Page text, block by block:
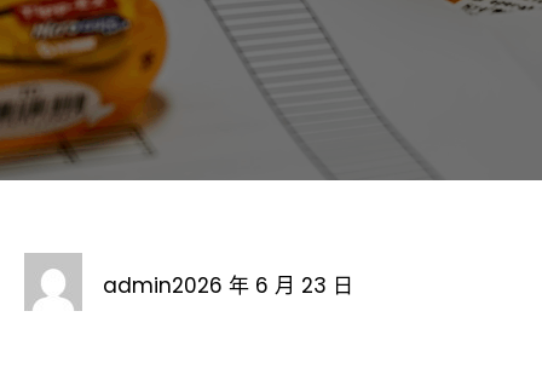
admin2026 年 6 月 23 日